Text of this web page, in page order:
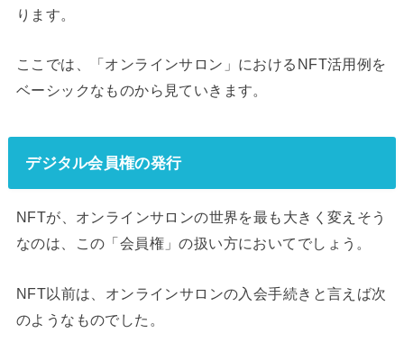
ります。
ここでは、「オンラインサロン」におけるNFT活用例を
ベーシックなものから見ていきます。
デジタル会員権の発行
NFTが、オンラインサロンの世界を最も大きく変えそう
なのは、この「会員権」の扱い方においてでしょう。
NFT以前は、オンラインサロンの入会手続きと言えば次
のようなものでした。